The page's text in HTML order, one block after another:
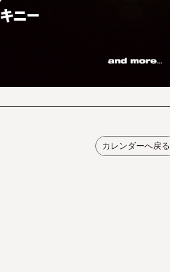
カレンダーへ戻る